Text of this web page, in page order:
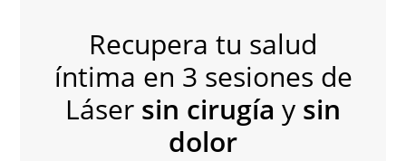
Recupera tu salud
íntima en 3 sesiones de
Láser sin cirugía y sin
dolor